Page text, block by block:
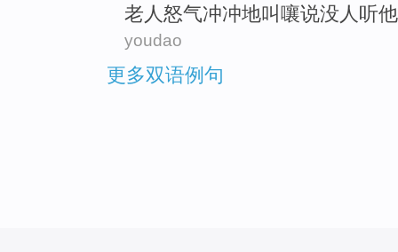
老人怒气冲冲地叫嚷说没人听
youdao
更多双语例句